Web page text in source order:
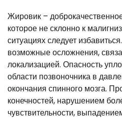
Жировик –
которое не склонно к
ситуациях следует
возможные осложнения,
локализацией. Опасность
области позвоночника в
окончания спинного мозга.
конечностей, нарушением
чувствительности,